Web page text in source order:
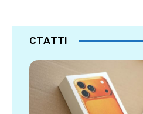
СТАТТІ